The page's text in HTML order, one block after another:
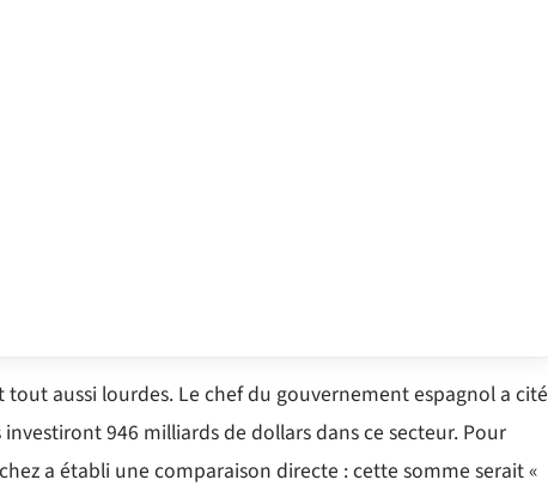
aussi lourdes. Le chef du gouvernement espagnol a cité
946 milliards de dollars dans ce secteur. Pour
a établi une comparaison directe : cette somme serait «